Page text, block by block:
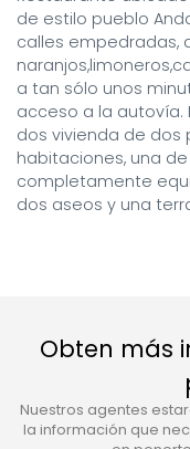
de estilo pueblo
calles empedradas,
a tan sólo unos
acceso a la autovía.
dos vivienda de dos
habitaciones, una
completamente
dos aseos y una
Obten más
Nuestros agentes
la información que